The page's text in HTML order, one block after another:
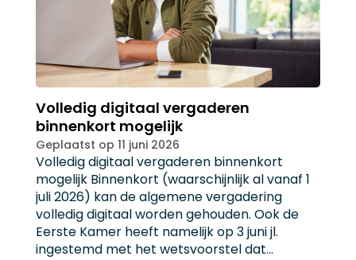
Volledig digitaal vergaderen
binnenkort mogelijk
Geplaatst op 11 juni 2026
Volledig digitaal vergaderen binnenkort
mogelijk Binnenkort (waarschijnlijk al vanaf 1
juli 2026) kan de algemene vergadering
volledig digitaal worden gehouden. Ook de
Eerste Kamer heeft namelijk op 3 juni jl.
ingestemd met het wetsvoorstel dat…